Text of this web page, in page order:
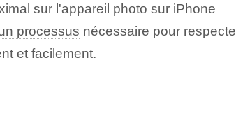
sur l'appareil photo sur iPhone
processus nécessaire ‌pour
et facilement.